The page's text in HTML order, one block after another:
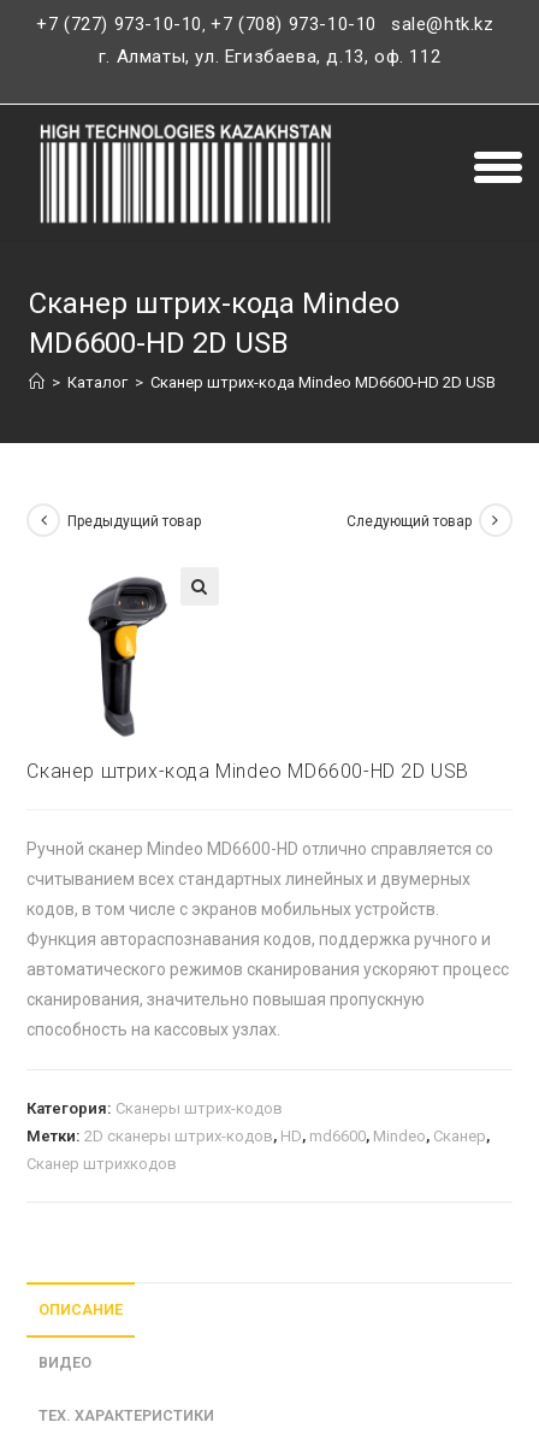
+7 (727) 973-10-10,+7 (708) 973-10-10
sale@htk.kz
г. Алматы, ул. Егизбаева, д.13, оф. 112
Сканер штрих-кода Mindeo
MD6600-HD 2D USB
> Каталог > Сканер штрих-кода Mindeo MD6600-HD 2D USB
Предыдущий товар Следующий товар
Сканер штрих-кода Mindeo MD6600-HD 2D USB
Ручной сканер Mindeo MD6600-HD отлично справляется со
считыванием всех стандартных линейных и двумерных
кодов, в том числе с экранов мобильных устройств.
Функция автораспознавания кодов, поддержка ручного и
автоматического режимов сканирования ускоряют процесс
сканирования, значительно повышая пропускную
способность на кассовых узлах.
Категория: Сканеры штрих-кодов
Метки:2D сканеры штрих-кодов, HD, md6600, Mindeo, Сканер,
Сканер штрихкодов
ОПИСАНИЕ
ВИДЕО
ТЕХ. ХАРАКТЕРИСТИКИ